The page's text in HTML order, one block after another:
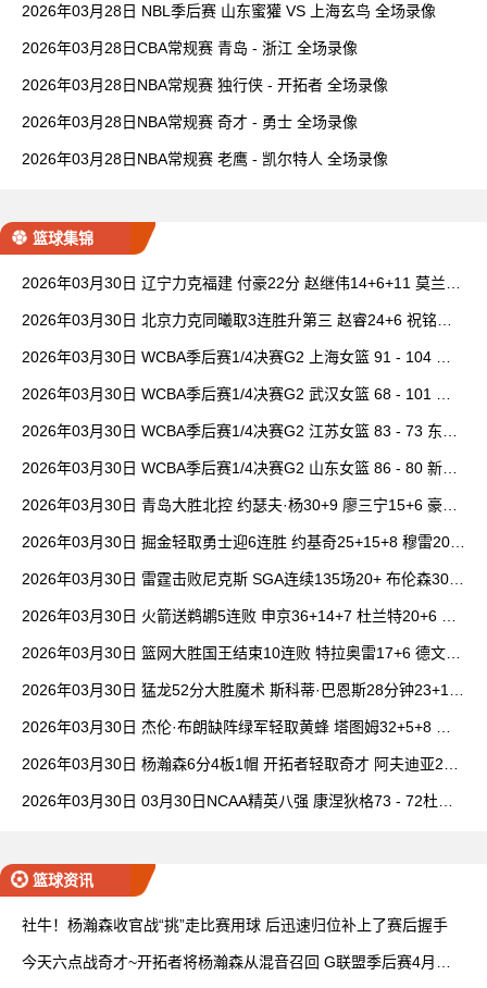
2026年03月28日 NBL季后赛 山东蜜獾 VS 上海玄鸟 全场录像
2026年03月28日CBA常规赛 青岛 - 浙江 全场录像
2026年03月28日NBA常规赛 独行侠 - 开拓者 全场录像
2026年03月28日NBA常规赛 奇才 - 勇士 全场录像
2026年03月28日NBA常规赛 老鹰 - 凯尔特人 全场录像
篮球集锦
2026年03月30日 辽宁力克福建 付豪22分 赵继伟14+6+11 莫兰德
2026年03月30日 北京力克同曦取3连胜升第三 赵睿24+6 祝铭震1
2026年03月30日 WCBA季后赛1/4决赛G2 上海女篮 91 - 104 四
2026年03月30日 WCBA季后赛1/4决赛G2 武汉女篮 68 - 101 山
2026年03月30日 WCBA季后赛1/4决赛G2 江苏女篮 83 - 73 东莞
2026年03月30日 WCBA季后赛1/4决赛G2 山东女篮 86 - 80 新疆
2026年03月30日 青岛大胜北控 约瑟夫·杨30+9 廖三宁15+6 豪斯
2026年03月30日 掘金轻取勇士迎6连胜 约基奇25+15+8 穆雷20+
2026年03月30日 雷霆击败尼克斯 SGA连续135场20+ 布伦森30分
2026年03月30日 火箭送鹈鹕5连败 申京36+14+7 杜兰特20+6 锡
2026年03月30日 篮网大胜国王结束10连败 特拉奥雷17+6 德文·
2026年03月30日 猛龙52分大胜魔术 斯科蒂·巴恩斯28分钟23+15
2026年03月30日 杰伦·布朗缺阵绿军轻取黄蜂 塔图姆32+5+8 普
2026年03月30日 杨瀚森6分4板1帽 开拓者轻取奇才 阿夫迪亚20+
2026年03月30日 03月30日NCAA精英八强 康涅狄格73 - 72杜克
篮球资讯
社牛！杨瀚森收官战“挑”走比赛用球 后迅速归位补上了赛后握手
今天六点战奇才~开拓者将杨瀚森从混音召回 G联盟季后赛4月开